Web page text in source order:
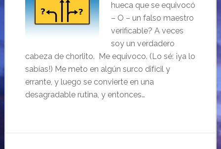
hueca que se equivocó
– O – un falso maestro
verificable? A veces
soy un verdadero
cabeza de chorlito. Me equivoco. (Lo sé: ¡ya lo
sabías!) Me meto en algún surco difícil y
errante, y luego se convierte en una
desagradable rutina, y entonces…